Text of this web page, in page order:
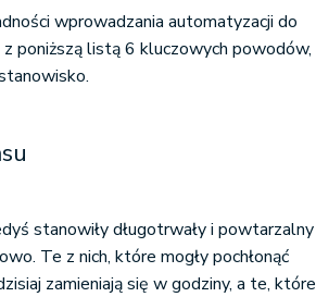
wprowadzania automatyzacji do
poniższą listą 6 kluczowych powodów,
stanowiły długotrwały i powtarzalny
Te z nich, które mogły pochłonąć
zamieniają się w godziny, a te, które